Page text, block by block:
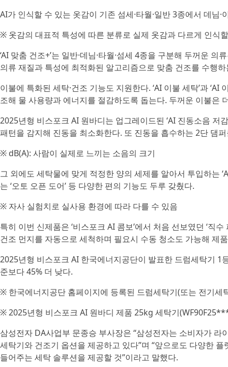
AI가 인식할 수 있는 옷감이 기존 섬세·타월·일반 3종에서 데님
※ 옷감의 대표적 특성에 따른 분류로 실제 옷감과 다르게 인식
‘AI 맞춤 건조+’는 일반·데님·타월·섬세 4종을 구분해 두꺼운
의류 재질과 특성에 최적화된 알고리즘으로 맞춤 건조를 수행
이불에 특화된 세탁·건조 기능도 지원한다. ‘AI 이불 세탁’과
조해 물 사용량과 에너지를 절감하도록 돕는다. 두꺼운 이불은
2025년형 비스포크 AI 원바디는 업그레이드된 ‘AI 진동소음 저
패턴을 감지해 진동을 최소화한다. 또 진동을 흡수하는 2단 댐
※ dB(A): 사람이 실제로 느끼는 소음의 크기
그 외에도 세탁물에 맞게 적정한 양의 세제를 알아서 투입하는
는 ‘오토 오픈 도어’ 등 다양한 편의 기능도 두루 갖췄다.
※ 자사 실험치로 실사용 환경에 따라 다를 수 있음
특히 이번 신제품은 ‘비스포크 AI 콤보’에서 처음 선보였던 ‘직
건조 먼지를 자동으로 세척하며 필요시 수동 청소도 가능해 제
2025년형 비스포크 AI 한국에너지공단이 발표한 드럼세탁기
준보다 45% 더 낮다.
※ 한국에너지공단 홈페이지에 등록된 드럼세탁기(또는 전기
※ 2025년형 비스포크 AI 원바디 제품 25kg 세탁기
삼성전자 DA사업부 문종승 부사장은 “삼성전자는 소비자가
세탁기와 건조기 옵션을 제공하고 있다”며 “앞으로도 다양한
들어주는 세탁 솔루션을 제공할 것”이라고 말했다.